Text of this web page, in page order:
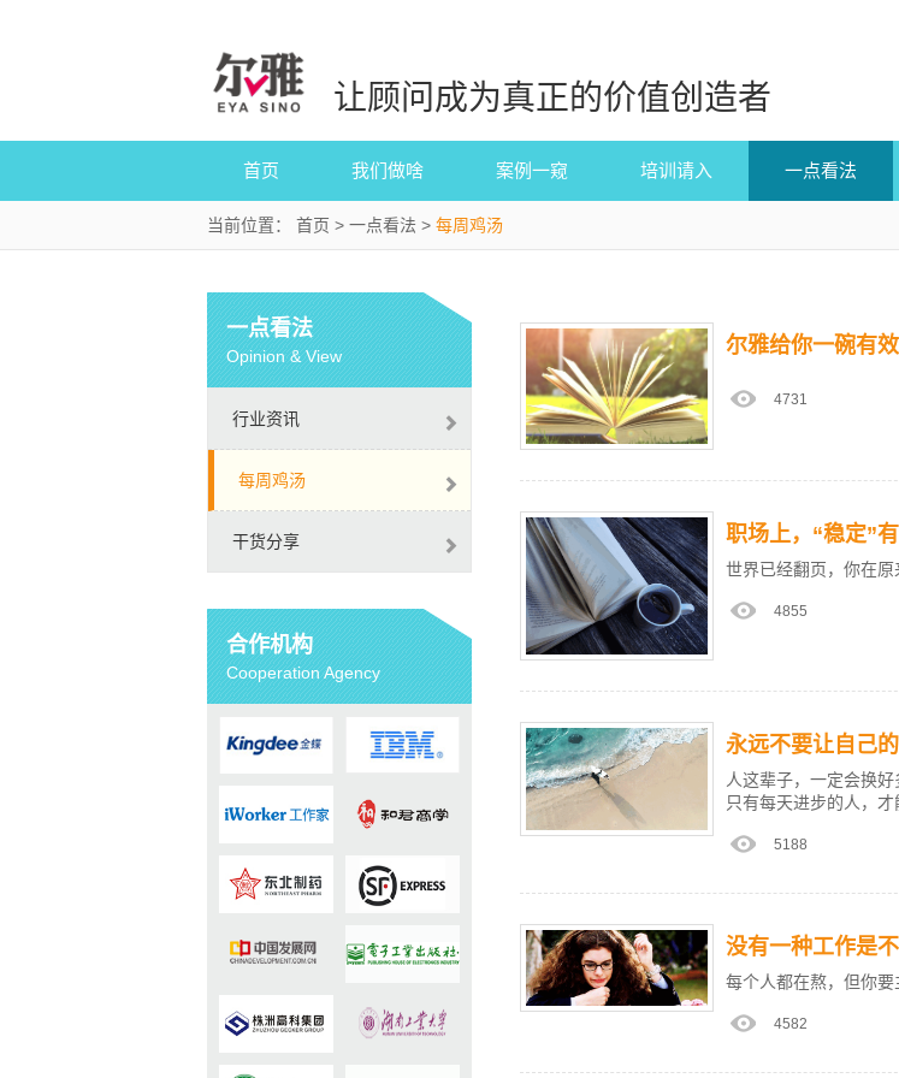
让顾问成为真正的价值创造者
首页 我们做啥 案例一窥 培训请入 一点看法
当前位置： 首页 > 一点看法 > 每周鸡汤
一点看法
Opinion & View
行业资讯
每周鸡汤
干货分享
合作机构
Cooperation Agency
尔雅给你一碗有
4731
职场上，“稳定”
世界已经翻页，你在原
4855
永远不要让自己
人这辈子，一定会换
只有每天进步的人，才
5188
没有一种工作是
每个人都在熬，但你要
4582